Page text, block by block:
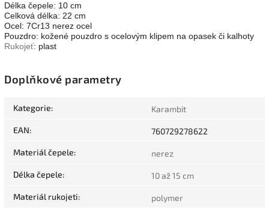
Délka čepele: 10 cm
Celková délka: 22 cm
Ocel: 7Cr13 nerez ocel
Pouzdro: kožené pouzdro s ocelovým klipem na opasek či kalhoty
Rukojeť: plast
Doplňkové parametry
Kategorie: Karambit
EAN: 760729278622
Materiál čepele: nerez
Délka čepele: 10 až 15 cm
Materiál rukojeti: polymer